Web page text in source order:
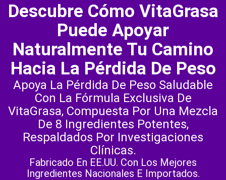
Descubre Cómo VitaGrasa
Puede Apoyar
Naturalmente Tu Camino
Hacia La Pérdida De Peso
Apoya La Pérdida De Peso Saludable
Con La Fórmula Exclusiva De
VitaGrasa, Compuesta Por Una Mezcla
De 8 Ingredientes Potentes,
Respaldados Por Investigaciones
Clínicas.
Fabricado En EE.UU. Con Los Mejores
Ingredientes Nacionales E Importados.